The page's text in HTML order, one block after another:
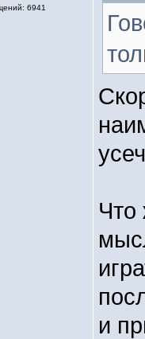
6941
Что
и